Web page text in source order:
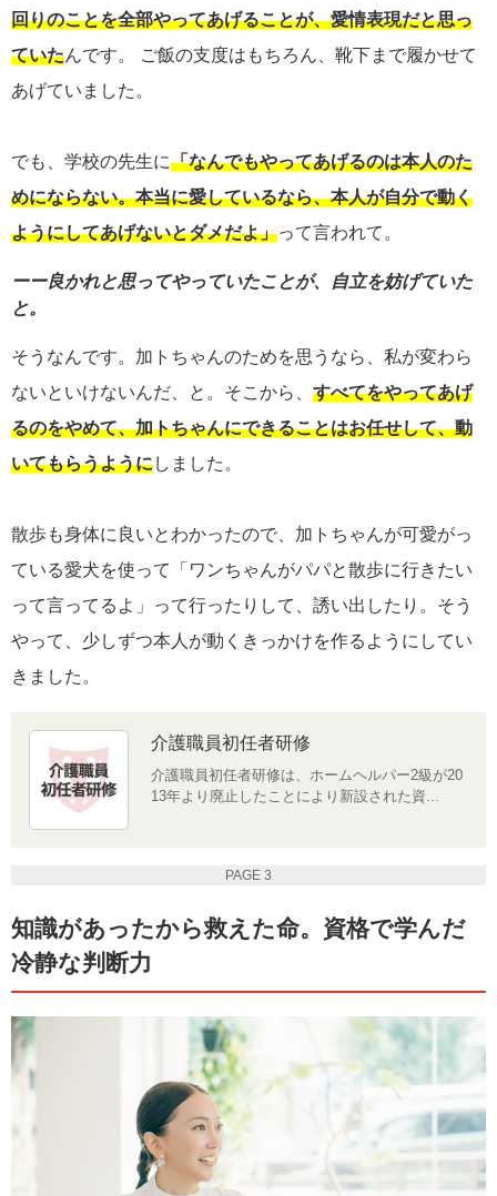
回りのことを全部やってあげることが、愛情表現だと思っ
ていたんです。 ご飯の支度はもちろん、靴下まで履かせて
あげていました。
でも、学校の先生に「なんでもやってあげるのは本人のた
めにならない。本当に愛しているなら、本人が自分で動く
ようにしてあげないとダメだよ」って言われて。
ーー良かれと思ってやっていたことが、自立を妨げていた
と。
そうなんです。加トちゃんのためを思うなら、私が変わら
ないといけないんだ、と。そこから、 すべてをやってあげ
るのをやめて、加トちゃんにできることはお任せして、動
いてもらうようにしました。
散歩も身体に良いとわかったので、加トちゃんが可愛がっ
ている愛犬を使って「ワンちゃんがパパと散歩に行きたい
って言ってるよ」って行ったりして、誘い出したり。そう
やって、少しずつ本人が動くきっかけを作るようにしてい
きました。
介護職員初任者研修
介護職員初任者研修は、ホームヘルパー2級が20
13年より廃止したことにより新設された資...
PAGE 3
知識があったから救えた命。資格で学んだ
冷静な判断力